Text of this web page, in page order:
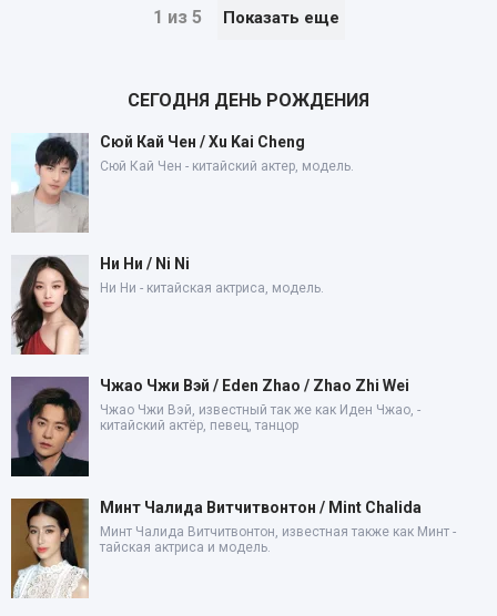
1 из 5 Показать еще
СЕГОДНЯ ДЕНЬ РОЖДЕНИЯ
Сюй Кай Чен / Xu Kai Cheng
Сюй Кай Чен - китайский актер, модель.
Ни Ни / Ni Ni
Ни Ни - китайская актриса, модель.
Чжао Чжи Вэй / Eden Zhao / Zhao Zhi Wei
Чжао Чжи Вэй, известный так же как Иден Чжао, -
китайский актёр, певец, танцор
Минт Чалида Витчитвонтон / Mint Chalida
Минт Чалида Витчитвонтон, известная также как Минт -
тайская актриса и модель.